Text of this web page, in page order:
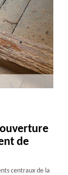
de
centraux de la